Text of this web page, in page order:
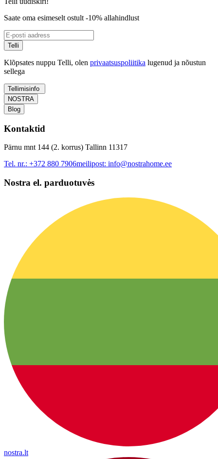
Saate oma esimeselt ostult -10% allahindlust
Telli
Klõpsates nuppu Telli, olen privaatsuspoliitika lugenud ja nõustun
sellega
Tellimisinfo
NOSTRA
Blog
Kontaktid
Pärnu mnt 144 (2. korrus) Tallinn 11317
Tel. nr.: +372 880 7906meilipost: info@nostrahome.ee
Nostra el. parduotuvės
nostra.lt